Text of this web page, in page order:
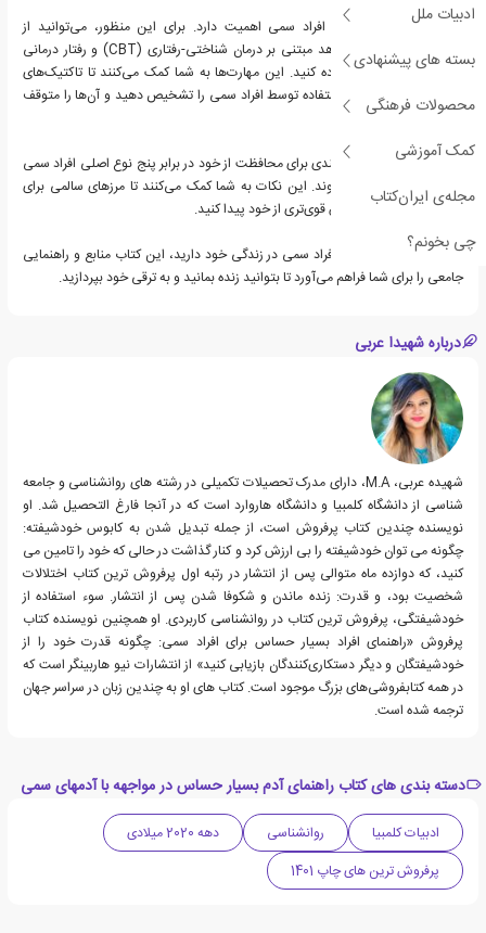
ادبیات ملل
بسته های پیشنهادی
محصولات فرهنگی
کمک آموزشی
مجله‌ی ایران‌کتاب
چی بخونم؟
حفاظت از خود در برابر افراد سمی اهمیت دارد. برای این منظور، می‌توانید از
مهارت‌های مبتنی بر شواهد مبتنی بر درمان شناختی-رفتاری (CBT) و رفتار درمانی
دیالکتیکی (DBT) استفاده کنید. این مهارت‌ها به شما کمک می‌کنند تا تاکتیک‌های
دستکاری متداول مورد استفاده توسط افراد سمی را تشخیص دهید و آن‌ها را متوقف
کنید.
در این کتاب، نکات هدفمندی برای محافظت از خود در برابر پنج نوع اصلی افراد سمی
به اشتراک گذاشته می‌شوند. این نکات به شما کمک می‌کنند تا مرزهای سالمی برای
خود ایجاد کنید و احساس قوی‌تری از خود پیدا کنید.
اگر تصمیم به مواجهه با افراد سمی در زندگی خود دارید، این کتاب منابع و راهنمایی
جامعی را برای شما فراهم می‌آورد تا بتوانید زنده بمانید و به ترقی خود بپردازید.
درباره شهیدا عربی
شهیده عربی، M.A، دارای مدرک تحصیلات تکمیلی در رشته های روانشناسی و جامعه
شناسی از دانشگاه کلمبیا و دانشگاه هاروارد است که در آنجا فارغ التحصیل شد. او
نویسنده چندین کتاب پرفروش است، از جمله تبدیل شدن به کابوس خودشیفته:
چگونه می توان خودشیفته را بی ارزش کرد و کنار گذاشت در حالی که خود را تامین می
کنید، که دوازده ماه متوالی پس از انتشار در رتبه اول پرفروش ترین کتاب اختلالات
شخصیت بود، و قدرت: زنده ماندن و شکوفا شدن پس از انتشار. سوء استفاده از
خودشیفتگی، پرفروش ترین کتاب در روانشناسی کاربردی. او همچنین نویسنده کتاب
پرفروش «راهنمای افراد بسیار حساس برای افراد سمی: چگونه قدرت خود را از
خودشیفتگان و دیگر دستکاری‌کنندگان بازیابی کنید» از انتشارات نیو هاربینگر است که
در همه کتابفروشی‌های بزرگ موجود است. کتاب های او به چندین زبان در سراسر جهان
ترجمه شده است.
دسته بندی های کتاب راهنمای آدم بسیار حساس در مواجهه با آدمهای سمی
ادبیات کلمبیا روانشناسی
دهه 2020 میلادی
پرفروش ترین های چاپ 1401